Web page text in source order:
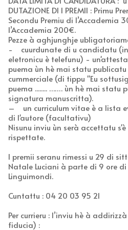
DUTAZIONE DI I PREMII : Primu
Secondu Premiu di l’Accademia
l’Accademia 200€.
Pezze à aghjunghje
- cuurdunate di u candidatu
eletronicu è telefunu) -
puema ùn hè mai statu
cummerciale (di tippu "Eu
puema ........ ……. ùn hè mai statu
signatura manuscritta).
– un curriculum vitae è a lista
di l'autore (facultativu)
Nisunu inviu ùn serà accettatu
rispettate.
I premii seranu rimessi u 29 di
Natale Luciani à parte di 9 ore
Linguimondi.
Cuntattu : 04 20 03 95 21
Per currieru : l’inviu hè à
fiducia) :